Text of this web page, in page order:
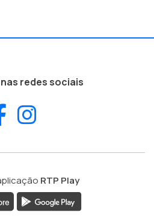
redes sociais
Facebook
RTP Play